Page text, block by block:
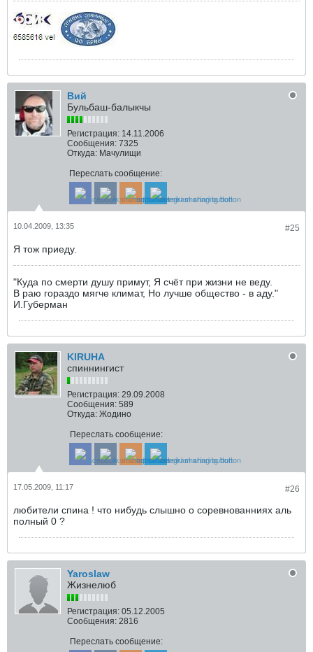
Вий
Бульбаш-балыкчы
Регистрация: 14.11.2006
Сообщения: 7325
Откуда: Мачулищи
Переслать сообщение:
#25
10.04.2009, 13:35
Я тож приеду.
"Куда по смерти душу примут, Я счёт при жизни не веду.
В раю гораздо мягче климат, Но лучше общество - в аду."
И.Губерман
KIRUHA
спиннингист
Регистрация: 29.09.2008
Сообщения: 589
Откуда: Жодино
Переслать сообщение:
#26
17.05.2009, 11:17
любители спина ! что нибудь слышно о соревнованниях аль
полный 0 ?
Yaroslaw
Жизнелюб
Регистрация: 05.12.2005
Сообщения: 2816
Переслать сообщение: